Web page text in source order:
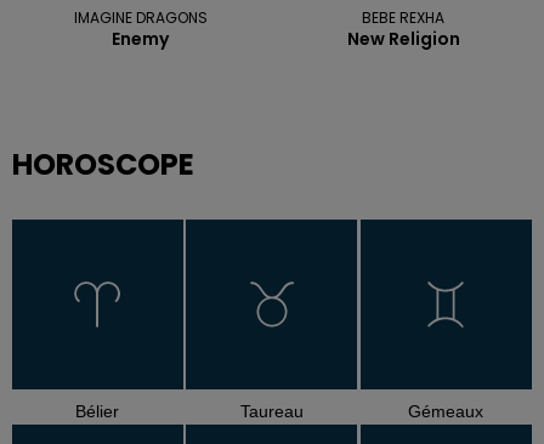
IMAGINE DRAGONS
Enemy
BEBE REXHA
New Religion
HOROSCOPE
Bélier Taureau Gémeaux